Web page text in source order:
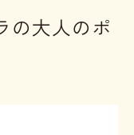
の大人のポ